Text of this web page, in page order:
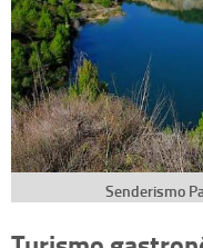
Senderismo